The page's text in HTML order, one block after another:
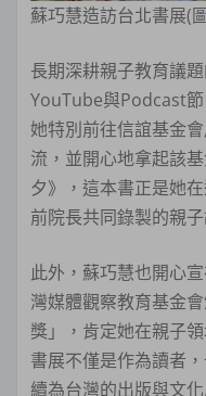
蘇巧慧造訪台北書展(
長期深耕親子教育議
YouTube與Podcast節
她特別前往信誼基金
流，並開心地拿起該
夕》，這本書正是她
前院長共同錄製的親
此外，蘇巧慧也開心
灣媒體觀察教育基金
獎」，肯定她在親子
書展不僅是作為讀者
續為台灣的出版與文